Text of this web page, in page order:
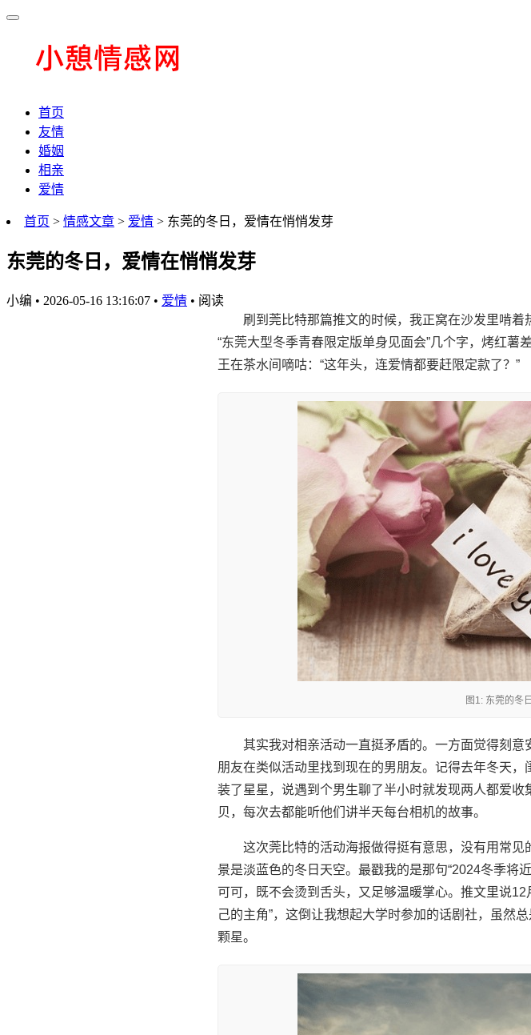
首页
友情
婚姻
相亲
爱情
首页 > 情感文章 > 爱情 > 东莞的冬日，爱情在悄悄发芽
东莞的冬日，爱情在悄悄发芽
小编 • 2026-05-16 13:16:07 • 爱情 • 阅读
刷到莞比特那篇推文的时候，我正窝在沙发里啃
“东莞大型冬季青春限定版单身见面会”几个字，烤红
王在茶水间嘀咕：“这年头，连爱情都要赶限定款了？”
图1: 东莞的冬
其实我对相亲活动一直挺矛盾的。一方面觉得刻
朋友在类似活动里找到现在的男朋友。记得去年冬天
装了星星，说遇到个男生聊了半小时就发现两人都爱
贝，每次去都能听他们讲半天每台相机的故事。
这次莞比特的活动海报做得挺有意思，没有用常
景是淡蓝色的冬日天空。最戳我的是那句“2024冬季将
可可，既不会烫到舌头，又足够温暖掌心。推文里说
己的主角”，这倒让我想起大学时参加的话剧社，虽然
颗星。